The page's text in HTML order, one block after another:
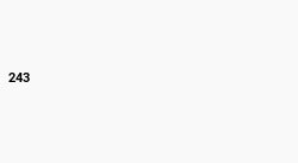
243